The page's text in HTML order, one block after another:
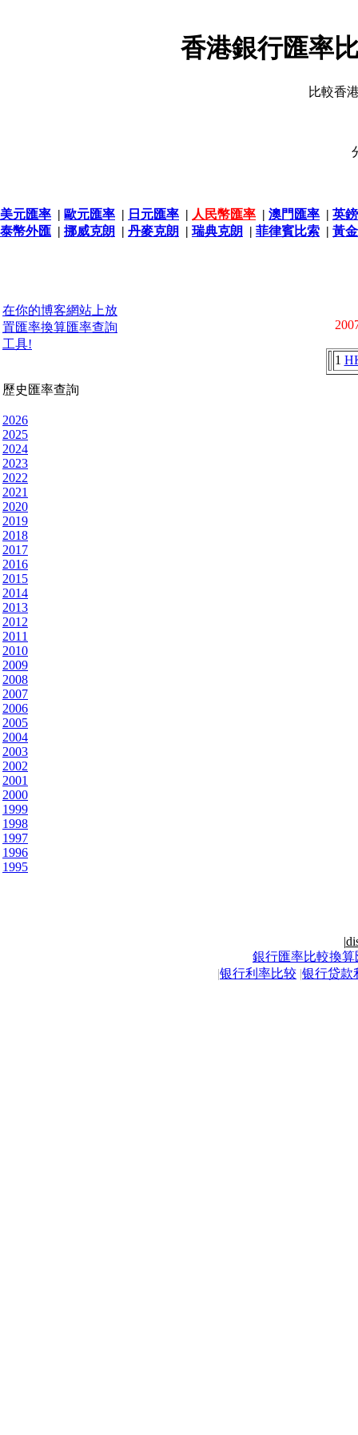
香港銀行匯率
比較香
美元匯率 | 歐元匯率 | 日元匯率 | 人民幣匯率 | 澳門匯率 | 英
泰幣外匯 | 挪威克朗 | 丹麥克朗 | 瑞典克朗 | 菲律賓比索 | 黃
在你的博客網站上放
置匯率換算匯率查詢
工具!
歷史匯率查詢
2026
2025
2024
2023
2022
2021
2020
2019
2018
2017
2016
2015
2014
2013
2012
2011
2010
2009
2008
2007
2006
2005
2004
2003
2002
2001
2000
1999
1998
1997
1996
1995
1
|
銀行匯率比較換算
|银行利率比较 |银行贷款